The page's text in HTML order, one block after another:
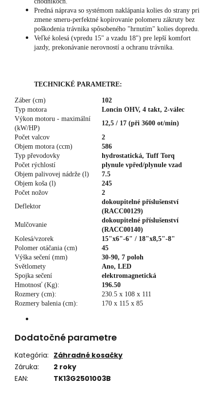
Predná náprava so systémom naklápania kolies do strany pri
zmene smeru-perfektné kopírovanie polomeru zákruty bez
poškodenia trávnika spôsobeného "hrnutím" kolies dopredu.
Veľké kolesá (vpredu 15" a vzadu 18") pre lepší komfort
jazdy, prekonávanie nerovností a ochranu trávnika.
TECHNICKÉ PARAMETRE:
Záber (cm)
102
Typ motora
Loncin OHV, 4 takt, 2-válec
Výkon motoru - maximální
(kW/HP)
12,5 / 17 (při 3600 ot/min)
Počet valcov
2
Objem motora (ccm)
586
Typ převodovky
hydrostatická, Tuff Torq
Počet rýchlostí
plynule vpřed/plynule vzad
Objem palivovej nádrže (l)
7.5
Objem koša (l)
245
Počet nožov
2
Deflektor
dokoupitelné příslušenství
(RACC00129)
Mulčovanie
dokoupitelné příslušenství
(RACC00140)
Kolesá/vzorek
15"x6"-6" / 18"x8,5"-8"
Polomer otáčania (cm)
45
Výška sečení (mm)
30-90, 7 poloh
Světlomety
Ano, LED
Spojka sečení
elektromagnetická
Hmotnosť (Kg):
196.50
Rozmery (cm):
230.5 x 108 x 111
Rozmery balenia (cm):
170 x 115 x 85
Dodatočné parametre
Kategória: Záhradné kosačky
Záruka:
2 roky
EAN: TK13G2501003B